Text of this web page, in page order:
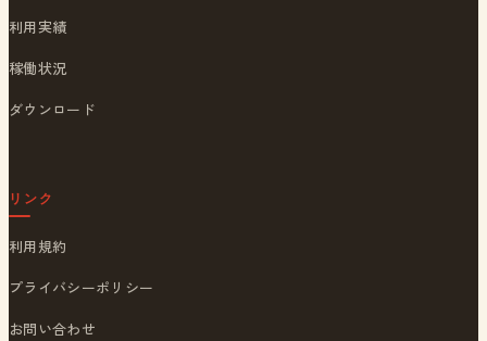
利用実績
稼働状況
ダウンロード
リンク
利用規約
プライバシーポリシー
お問い合わせ